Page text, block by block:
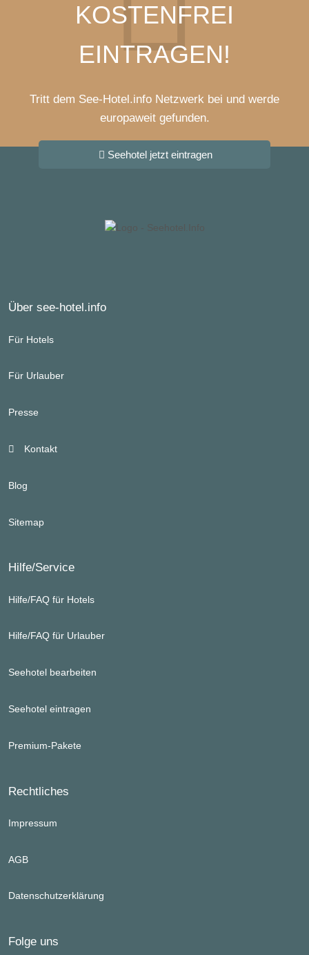
KOSTENFREI
EINTRAGEN!
Tritt dem See-Hotel.info Netzwerk bei und werde
europaweit gefunden.
Seehotel jetzt eintragen
Über see-hotel.info
Für Hotels
Für Urlauber
Presse
Kontakt
Blog
Sitemap
Hilfe/Service
Hilfe/FAQ für Hotels
Hilfe/FAQ für Urlauber
Seehotel bearbeiten
Seehotel eintragen
Premium-Pakete
Rechtliches
Impressum
AGB
Datenschutzerklärung
Folge uns